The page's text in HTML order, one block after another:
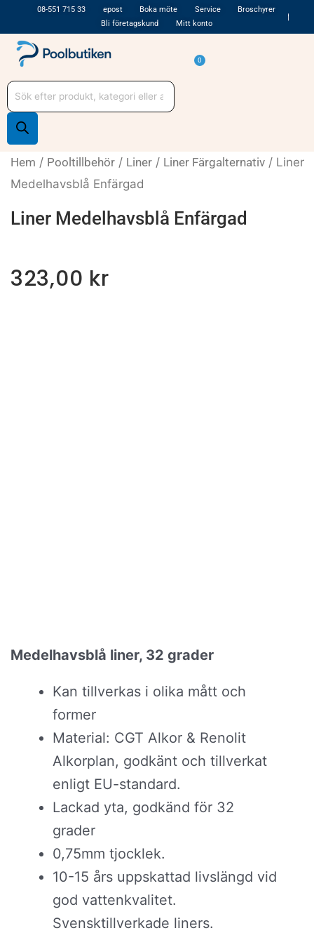
till
innehåll
08-551 715 33 epost Boka möte Service
Broschyrer
Bli företagskund
Mitt konto
0
Varukorg
Produktsökning
Hem / Pooltillbehör / Liner / Liner Färgalternativ / Liner
Medelhavsblå Enfärgad
Liner Medelhavsblå Enfärgad
323,00 kr
Medelhavsblå liner, 32 grader
Kan tillverkas i olika mått och
former
Material: CGT Alkor & Renolit
Alkorplan, godkänt och tillverkat
enligt EU-standard.
Lackad yta, godkänd för 32
grader
0,75mm tjocklek.
10-15 års uppskattad livslängd vid
god vattenkvalitet.
Svensktillverkade liners.